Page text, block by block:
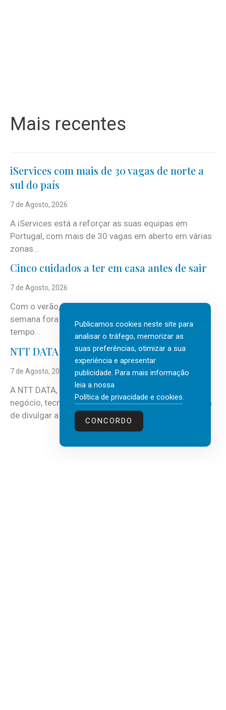
Mais recentes
iServices com mais de 30 vagas de norte a
sul do país
7 de Agosto, 2026
A iServices está a reforçar as suas equipas em
Portugal, com mais de 30 vagas em aberto em várias
zonas...
Cinco cuidados a ter em casa antes de sair
7 de Agosto, 2026
Com o verão, chegam também as férias, os fins-de-
semana fora e os dias em que a casa fica mais
tempo...
NTT DATA Insurtech Global Outlook 2026
7 de Agosto, 2026
A NTT DATA, consultora global em serviços de
negócio, tecnologia e inteligência artificial (IA), acaba
de divulgar a mais recente...
Publicamos cookies neste site para
analisar o tráfego, memorizar as
suas preferências, otimizar a sua
experiência e apresentar
publicidade. Para mais informação
leia a nossa
Política de privacidade e cookies.
CONCORDO